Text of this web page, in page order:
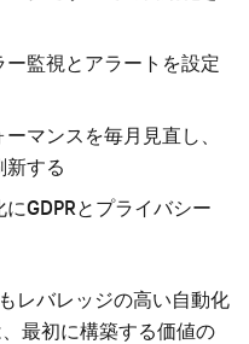
監視とアラートを設定
マンスを毎月見直し、
新する
GDPRとプライバシー
レバレッジの高い自動化
最初に構築する価値の